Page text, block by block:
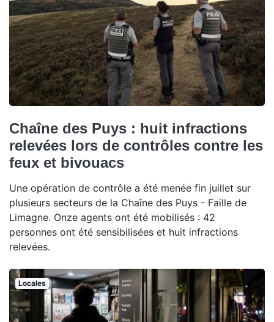
Chaîne des Puys : huit infractions
relevées lors de contrôles contre les
feux et bivouacs
Une opération de contrôle a été menée fin juillet sur
plusieurs secteurs de la Chaîne des Puys - Faille de
Limagne. Onze agents ont été mobilisés : 42
personnes ont été sensibilisées et huit infractions
relevées.
Locales